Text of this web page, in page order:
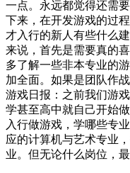
一点。永远都觉得还需
下来，在开发游戏的过
才入行的新人有些什么
来说，首先是需要真的
多了解一些非本专业的
加全面。如果是团队作
游戏日报：之前我们游
学甚至高中就自己开始
入行做游戏，学哪些专
应的计算机与艺术专业
业。但无论什么岗位，